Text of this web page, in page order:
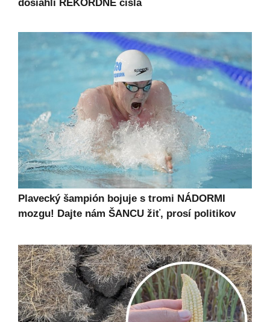
dosiahli REKORDNÉ čísla
Plavecký šampión bojuje s tromi NÁDORMI
mozgu! Dajte nám ŠANCU žiť, prosí politikov